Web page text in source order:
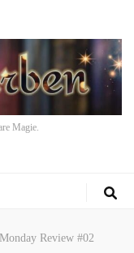
Magie.
Review #02